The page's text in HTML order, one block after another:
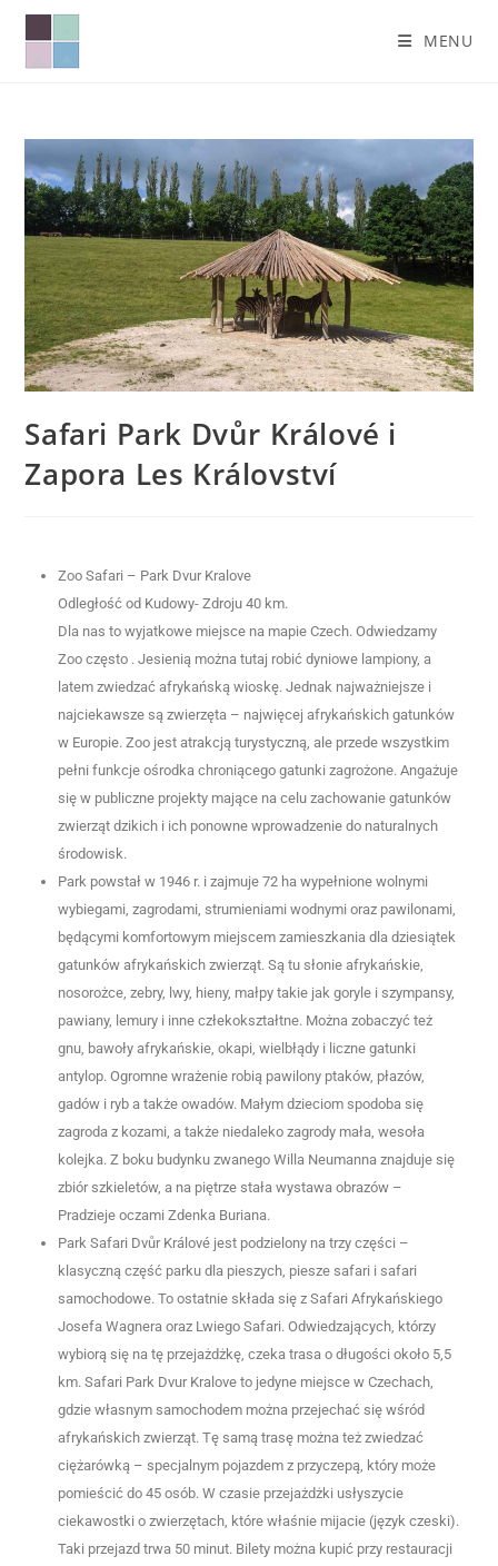
MENU
Safari Park Dvůr Králové i
Zapora Les Království
Zoo Safari – Park Dvur Kralove
Odległość od Kudowy- Zdroju 40 km.
Dla nas to wyjatkowe miejsce na mapie Czech. Odwiedzamy
Zoo często . Jesienią można tutaj robić dyniowe lampiony, a
latem zwiedzać afrykańską wioskę. Jednak najważniejsze i
najciekawsze są zwierzęta – najwięcej afrykańskich gatunków
w Europie. Zoo jest atrakcją turystyczną, ale przede wszystkim
pełni funkcje ośrodka chroniącego gatunki zagrożone. Angażuje
się w publiczne projekty mające na celu zachowanie gatunków
zwierząt dzikich i ich ponowne wprowadzenie do naturalnych
środowisk.
Park powstał w 1946 r. i zajmuje 72 ha wypełnione wolnymi
wybiegami, zagrodami, strumieniami wodnymi oraz pawilonami,
będącymi komfortowym miejscem zamieszkania dla dziesiątek
gatunków afrykańskich zwierząt. Są tu słonie afrykańskie,
nosorożce, zebry, lwy, hieny, małpy takie jak goryle i szympansy,
pawiany, lemury i inne człekokształtne. Można zobaczyć też
gnu, bawoły afrykańskie, okapi, wielbłądy i liczne gatunki
antylop. Ogromne wrażenie robią pawilony ptaków, płazów,
gadów i ryb a także owadów. Małym dzieciom spodoba się
zagroda z kozami, a także niedaleko zagrody mała, wesoła
kolejka. Z boku budynku zwanego Willa Neumanna znajduje się
zbiór szkieletów, a na piętrze stała wystawa obrazów –
Pradzieje oczami Zdenka Buriana.
Park Safari Dvůr Králové jest podzielony na trzy części –
klasyczną część parku dla pieszych, piesze safari i safari
samochodowe. To ostatnie składa się z Safari Afrykańskiego
Josefa Wagnera oraz Lwiego Safari. Odwiedzających, którzy
wybiorą się na tę przejażdżkę, czeka trasa o długości około 5,5
km. Safari Park Dvur Kralove to jedyne miejsce w Czechach,
gdzie własnym samochodem można przejechać się wśród
afrykańskich zwierząt.Tę samą trasę można też zwiedzać
ciężarówką –specjal nym pojazdemz przyczepą, który może
pomieścić do 45 osób. W czasie przejażdżki usłyszycie
ciekawostki o zwierzętach, które właśnie mijacie (język czeski).
Taki przejazd trwa 50 minut. Bilety można kupić przy restauracji